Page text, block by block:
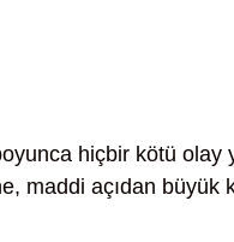
hiçbir kötü olay
maddi açıdan büyük